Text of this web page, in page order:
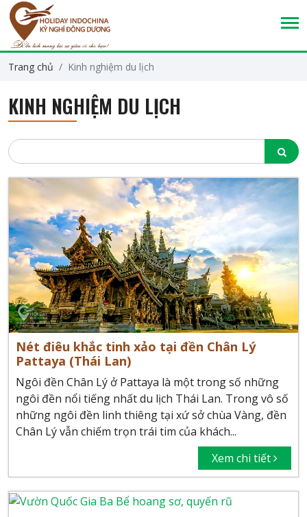
Trang chủ Kinh nghiệm du lịch
KINH NGHIỆM DU LỊCH
Nét điêu khắc tinh xảo tại đền Chân Lý
Pattaya (Thái Lan)
Ngôi đền Chân Lý ở Pattaya là một trong số những
ngôi đền nổi tiếng nhất du lịch Thái Lan. Trong vô số
những ngôi đền linh thiêng tại xứ sở chùa Vàng, đền
Chân Lý vẫn chiếm trọn trái tim của khách...
Xem chi tiết